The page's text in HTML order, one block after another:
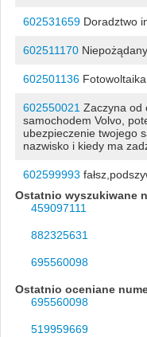
602531659Doradztwo
602511170
602501136Fotowoltaika
602550021 Zaczyna od
samochodem Volvo,
ubezpieczenie twojego
nazwisko i kiedy ma
602599993
Ostatnio wyszukiwane
459097111
882325631
695560098
Ostatnio oceniane
695560098
519959669